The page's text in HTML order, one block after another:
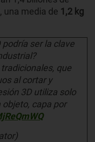
una media de 1,2 kg
ser la clave
que
al cortar y
3D utiliza solo
capa por